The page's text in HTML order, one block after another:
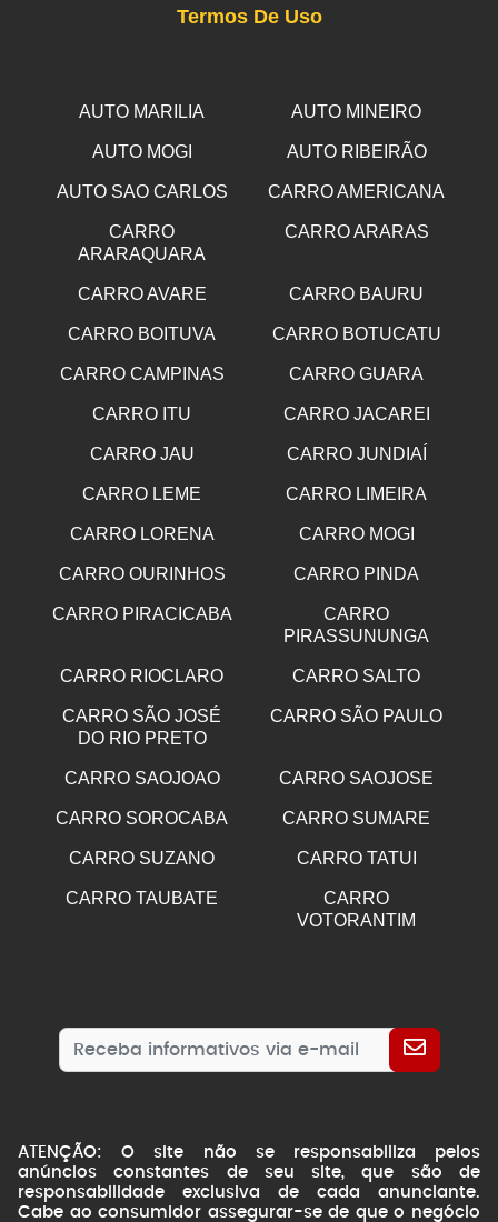
Termos De Uso
AUTO MARILIA AUTO MINEIRO
AUTO MOGI AUTO RIBEIRÃO
AUTO SAO CARLOS CARRO AMERICANA
CARRO
ARARAQUARA
CARRO ARARAS
CARRO AVARE CARRO BAURU
CARRO BOITUVA CARRO BOTUCATU
CARRO CAMPINAS CARRO GUARA
CARRO ITU CARRO JACAREI
CARRO JAU CARRO JUNDIAÍ
CARRO LEME CARRO LIMEIRA
CARRO LORENA CARRO MOGI
CARRO OURINHOS CARRO PINDA
CARRO PIRACICABA
CARRO
PIRASSUNUNGA
CARRO RIOCLARO CARRO SALTO
CARRO SÃO JOSÉ
DO RIO PRETO
CARRO SÃO PAULO
CARRO SAOJOAO CARRO SAOJOSE
CARRO SOROCABA CARRO SUMARE
CARRO SUZANO CARRO TATUI
CARRO TAUBATE
CARRO
VOTORANTIM
ATENÇÃO: O site não se responsabiliza pelos
anúncios constantes de seu site, que são de
responsabilidade exclusiva de cada anunciante.
Cabe ao consumidor assegurar-se de que o negócio